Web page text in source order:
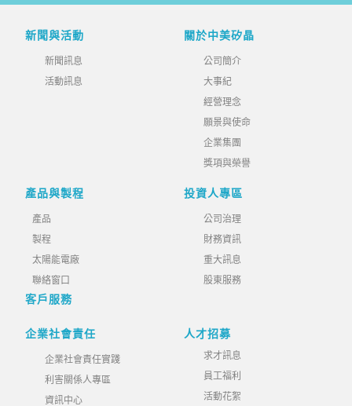
新聞與活動
新聞訊息
活動訊息
關於中美矽晶
公司簡介
大事紀
經營理念
願景與使命
企業集團
獎項與榮譽
產品與製程
產品
製程
太陽能電廠
聯絡窗口
客戶服務
投資人專區
公司治理
財務資訊
重大訊息
股東服務
企業社會責任
企業社會責任實踐
利害關係人專區
資訊中心
人才招募
求才訊息
員工福利
活動花絮